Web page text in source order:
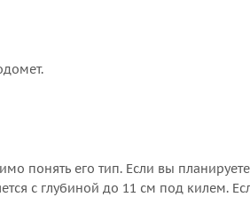
понять его тип. Если вы
с глубиной до 11 см под килем.